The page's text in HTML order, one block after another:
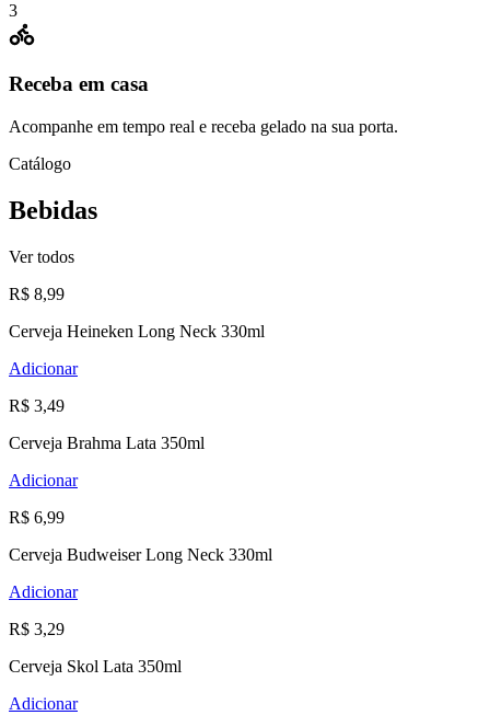
3
Receba em casa
Acompanhe em tempo real e receba gelado na sua porta.
Catálogo
Bebidas
Ver todos
R$ 8,99
Cerveja Heineken Long Neck 330ml
Adicionar
R$ 3,49
Cerveja Brahma Lata 350ml
Adicionar
R$ 6,99
Cerveja Budweiser Long Neck 330ml
Adicionar
R$ 3,29
Cerveja Skol Lata 350ml
Adicionar